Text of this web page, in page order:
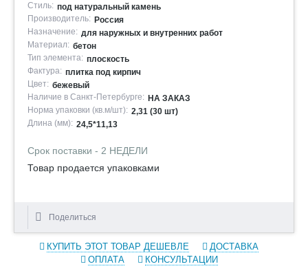
Стиль: под натуральный камень
Производитель: Россия
Назначение: для наружных и внутренних работ
Материал: бетон
Тип элемента: плоскость
Фактура: плитка под кирпич
Цвет: бежевый
Наличие в Санкт-Петербурге: НА ЗАКАЗ
Норма упаковки (кв.м/шт): 2,31 (30 шт)
Длина (мм): 24,5*11,13
Срок поставки - 2 НЕДЕЛИ
Товар продается упаковками
Поделиться
КУПИТЬ ЭТОТ ТОВАР ДЕШЕВЛЕ
ДОСТАВКА
ОПЛАТА
КОНСУЛЬТАЦИИ